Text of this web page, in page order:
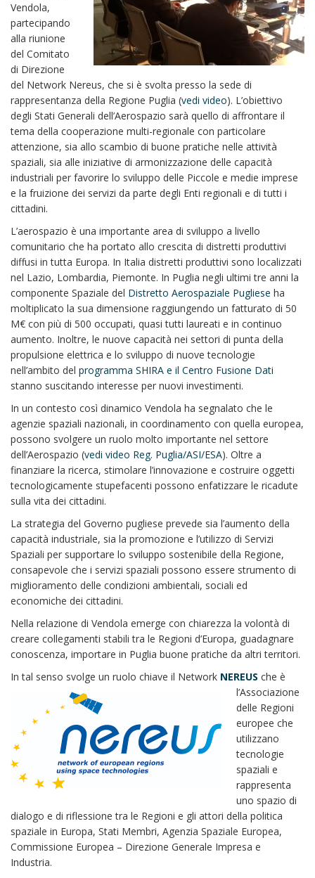
Vendola,
partecipando
alla riunione
del Comitato
di Direzione
del Network Nereus, che si è svolta presso la sede di
rappresentanza della Regione Puglia (vedi video). L’obiettivo
degli Stati Generali dell’Aerospazio sarà quello di affrontare il
tema della cooperazione multi-regionale con particolare
attenzione, sia allo scambio di buone pratiche nelle attività
spaziali, sia alle iniziative di armonizzazione delle capacità
industriali per favorire lo sviluppo delle Piccole e medie imprese
e la fruizione dei servizi da parte degli Enti regionali e di tutti i
cittadini.
L’aerospazio è una importante area di sviluppo a livello
comunitario che ha portato allo crescita di distretti produttivi
diffusi in tutta Europa. In Italia distretti produttivi sono localizzati
nel Lazio, Lombardia, Piemonte. In Puglia negli ultimi tre anni la
componente Spaziale del Distretto Aerospaziale Pugliese ha
moltiplicato la sua dimensione raggiungendo un fatturato di 50
M€ con più di 500 occupati, quasi tutti laureati e in continuo
aumento. Inoltre, le nuove capacità nei settori di punta della
propulsione elettrica e lo sviluppo di nuove tecnologie
nell’ambito del programma SHIRA e il Centro Fusione Dati
stanno suscitando interesse per nuovi investimenti.
In un contesto così dinamico Vendola ha segnalato che le
agenzie spaziali nazionali, in coordinamento con quella europea,
possono svolgere un ruolo molto importante nel settore
dell’Aerospazio (vedi video Reg. Puglia/ASI/ESA). Oltre a
finanziare la ricerca, stimolare l’innovazione e costruire oggetti
tecnologicamente stupefacenti possono enfatizzare le ricadute
sulla vita dei cittadini.
La strategia del Governo pugliese prevede sia l’aumento della
capacità industriale, sia la promozione e l’utilizzo di Servizi
Spaziali per supportare lo sviluppo sostenibile della Regione,
consapevole che i servizi spaziali possono essere strumento di
miglioramento delle condizioni ambientali, sociali ed
economiche dei cittadini.
Nella relazione di Vendola emerge con chiarezza la volontà di
creare collegamenti stabili tra le Regioni d’Europa, guadagnare
conoscenza, importare in Puglia buone pratiche da altri territori.
In tal senso svolge un ruolo chiave il Network NEREUS che è
l’Associazione
delle Regioni
europee che
utilizzano
tecnologie
spaziali e
rappresenta
uno spazio di
dialogo e di riflessione tra le Regioni e gli attori della politica
spaziale in Europa, Stati Membri, Agenzia Spaziale Europea,
Commissione Europea – Direzione Generale Impresa e
Industria.